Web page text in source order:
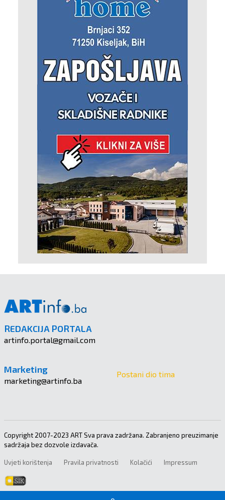
REDAKCIJA PORTALA
artinfo.portal@gmail.com
Marketing
marketing@artinfo.ba
Postani dio tima
Copyright 2007-2023 ART Sva prava zadržana. Zabranjeno preuzimanje
sadržaja bez dozvole izdavača.
Uvjeti korištenja Pravila privatnosti Kolačići Impressum